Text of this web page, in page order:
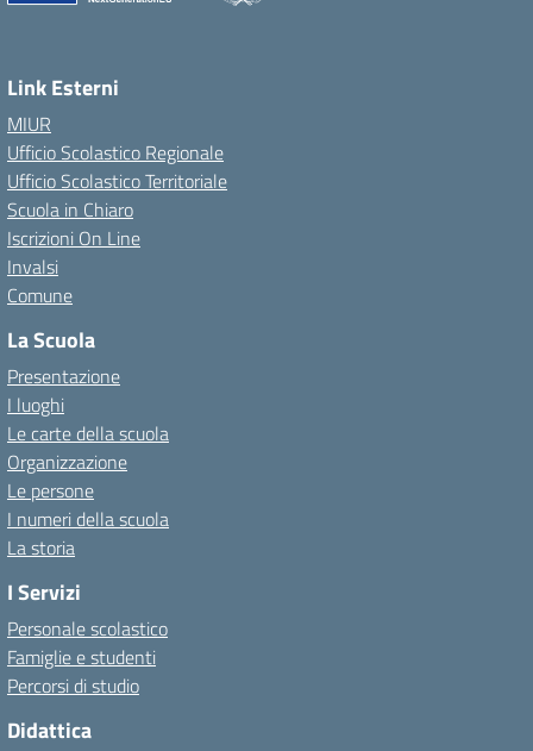
Link Esterni
MIUR
Ufficio Scolastico Regionale
Ufficio Scolastico Territoriale
Scuola in Chiaro
Iscrizioni On Line
Invalsi
Comune
La Scuola
Presentazione
I luoghi
Le carte della scuola
Organizzazione
Le persone
I numeri della scuola
La storia
I Servizi
Personale scolastico
Famiglie e studenti
Percorsi di studio
Didattica